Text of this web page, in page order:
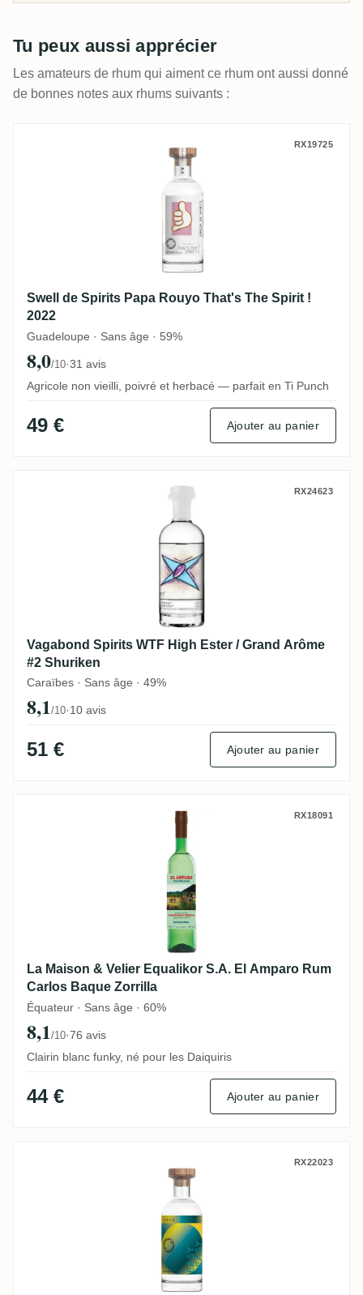
Tu peux aussi apprécier
Les amateurs de rhum qui aiment ce rhum ont aussi donné
de bonnes notes aux rhums suivants :
Swell de Spirits Papa Rouyo That's The
RX19725
Swell de Spirits Papa Rouyo That's The Spirit !
2022
Guadeloupe · Sans âge · 59%
8,0/10·31 avis
Agricole non vieilli, poivré et herbacé — parfait en Ti Punch
49 € Ajouter au panier
Vagabond Spirits WTF High Ester /RX24623
Vagabond Spirits WTF High Ester / Grand Arôme
#2 Shuriken
Caraïbes · Sans âge · 49%
8,1/10·10 avis
51 € Ajouter au panier
La Maison & Velier Equalikor S.A. El
RX18091
La Maison & Velier Equalikor S.A. El Amparo Rum
Carlos Baque Zorrilla
Équateur · Sans âge · 60%
8,1/10·76 avis
Clairin blanc funky, né pour les Daiquiris
44 € Ajouter au panier
Swell de Spirits Bielle Easy Peasy No. 6
RX22023